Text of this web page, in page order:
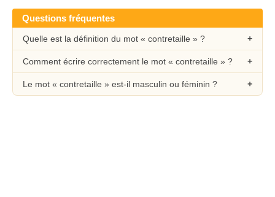
Questions fréquentes
Quelle est la définition du mot « contretaille » ?
Comment écrire correctement le mot « contretaille » ?
Le mot « contretaille » est-il masculin ou féminin ?